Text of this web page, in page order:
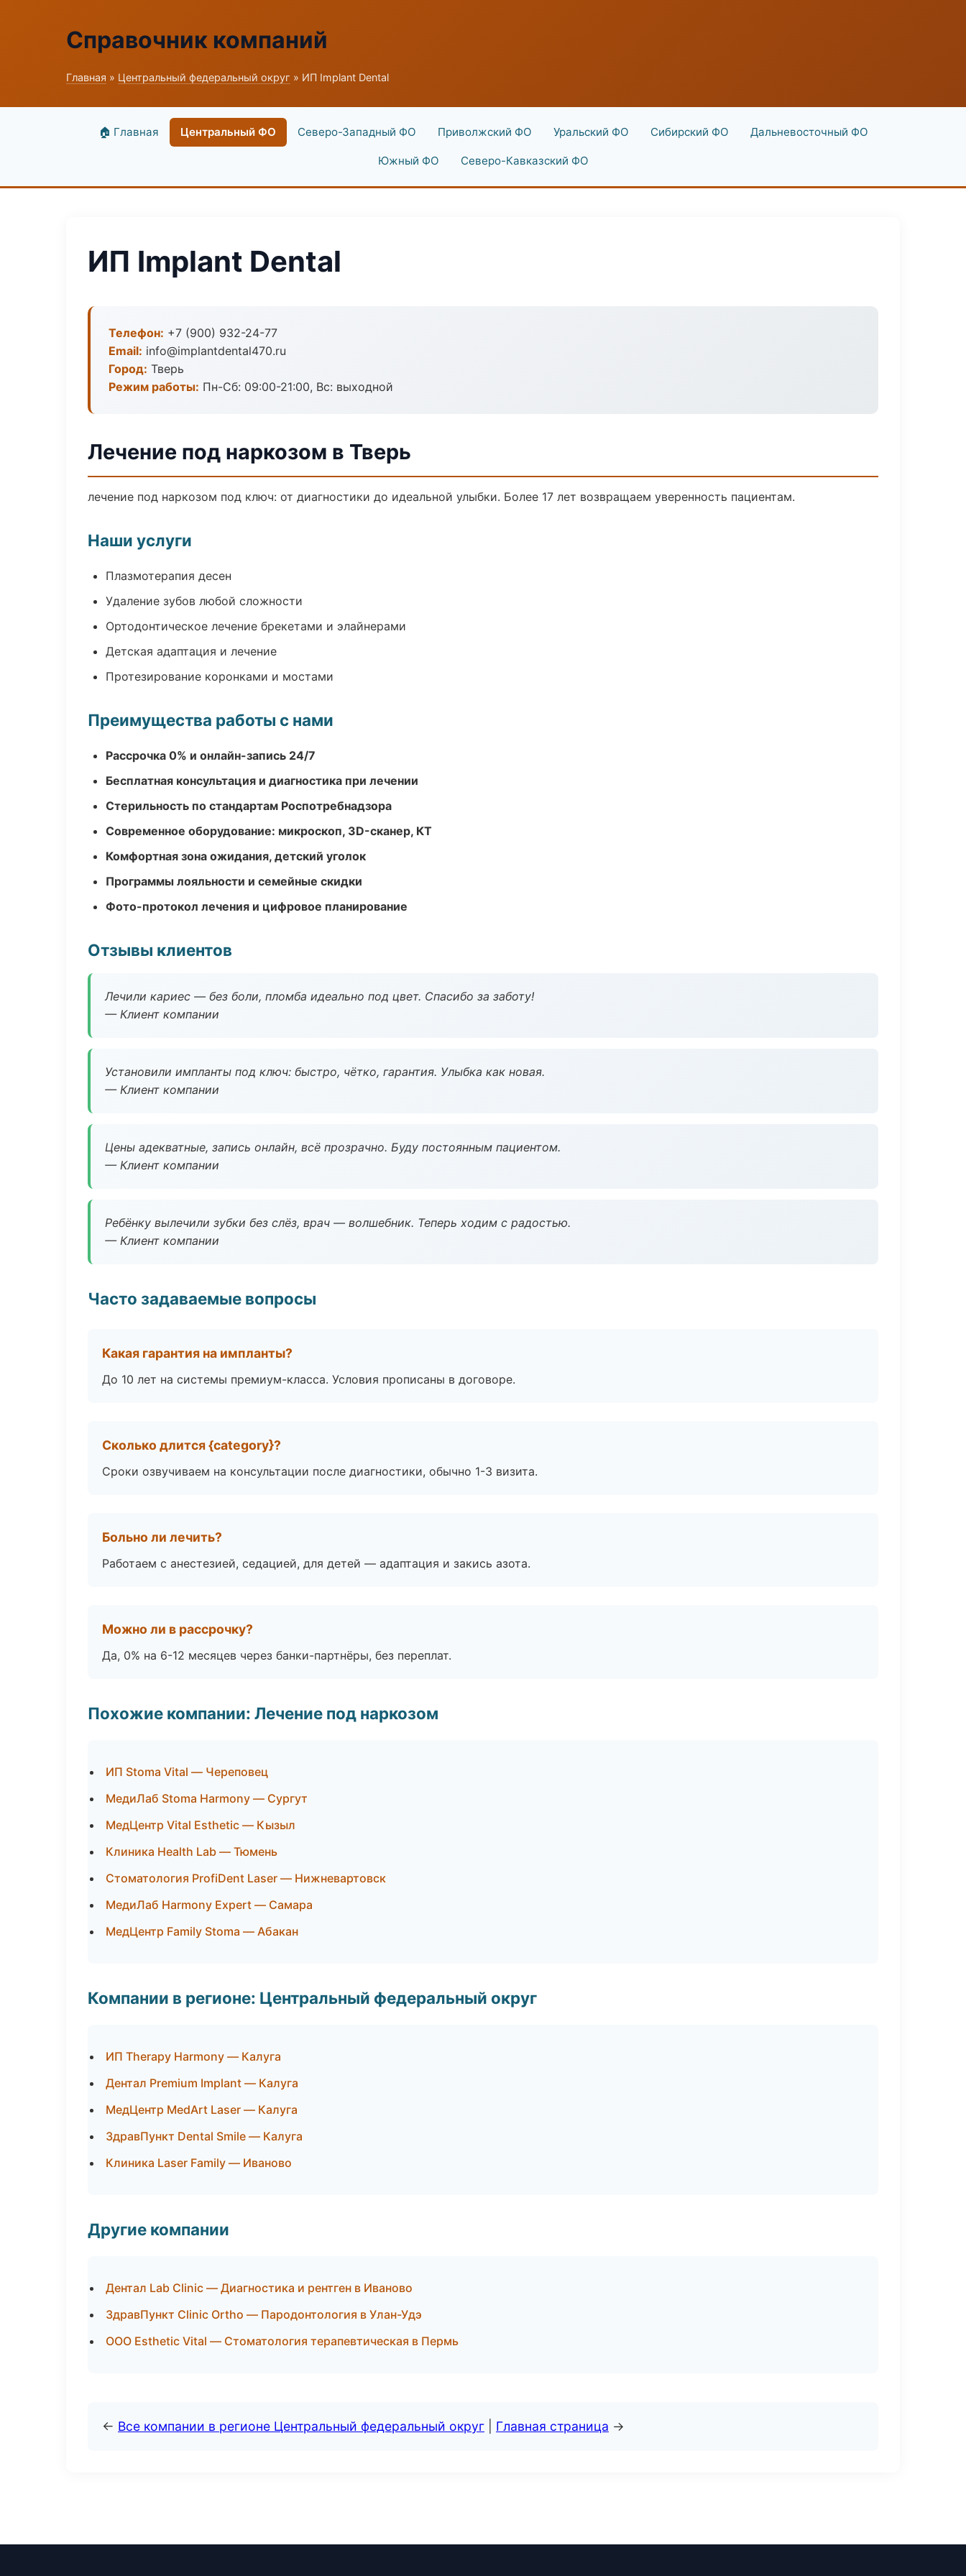
Справочник компаний
Главная » Центральный федеральный округ » ИП Implant Dental
🏠 Главная Центральный ФО Северо-Западный ФО Приволжский ФО Уральский ФО Сибирский ФО Дальневосточный ФО
Южный ФО Северо-Кавказский ФО
ИП Implant Dental
Телефон: +7 (900) 932-24-77
Email: info@implantdental470.ru
Город: Тверь
Режим работы: Пн-Сб: 09:00-21:00, Вс: выходной
Лечение под наркозом в Тверь
лечение под наркозом под ключ: от диагностики до идеальной улыбки. Более 17 лет возвращаем уверенность пациентам.
Наши услуги
Плазмотерапия десен
Удаление зубов любой сложности
Ортодонтическое лечение брекетами и элайнерами
Детская адаптация и лечение
Протезирование коронками и мостами
Преимущества работы с нами
Рассрочка 0% и онлайн-запись 24/7
Бесплатная консультация и диагностика при лечении
Стерильность по стандартам Роспотребнадзора
Современное оборудование: микроскоп, 3D-сканер, КТ
Комфортная зона ожидания, детский уголок
Программы лояльности и семейные скидки
Фото-протокол лечения и цифровое планирование
Отзывы клиентов
Лечили кариес — без боли, пломба идеально под цвет. Спасибо за заботу!
— Клиент компании
Установили импланты под ключ: быстро, чётко, гарантия. Улыбка как новая.
— Клиент компании
Цены адекватные, запись онлайн, всё прозрачно. Буду постоянным пациентом.
— Клиент компании
Ребёнку вылечили зубки без слёз, врач — волшебник. Теперь ходим с радостью.
— Клиент компании
Часто задаваемые вопросы
Какая гарантия на импланты?
До 10 лет на системы премиум-класса. Условия прописаны в договоре.
Сколько длится {category}?
Сроки озвучиваем на консультации после диагностики, обычно 1-3 визита.
Больно ли лечить?
Работаем с анестезией, седацией, для детей — адаптация и закись азота.
Можно ли в рассрочку?
Да, 0% на 6-12 месяцев через банки-партнёры, без переплат.
Похожие компании: Лечение под наркозом
ИП Stoma Vital — Череповец
МедиЛаб Stoma Harmony — Сургут
МедЦентр Vital Esthetic — Кызыл
Клиника Health Lab — Тюмень
Стоматология ProfiDent Laser — Нижневартовск
МедиЛаб Harmony Expert — Самара
МедЦентр Family Stoma — Абакан
Компании в регионе: Центральный федеральный округ
ИП Therapy Harmony — Калуга
Дентал Premium Implant — Калуга
МедЦентр MedArt Laser — Калуга
ЗдравПункт Dental Smile — Калуга
Клиника Laser Family — Иваново
Другие компании
Дентал Lab Clinic — Диагностика и рентген в Иваново
ЗдравПункт Clinic Ortho — Пародонтология в Улан-Удэ
ООО Esthetic Vital — Стоматология терапевтическая в Пермь
← Все компании в регионе Центральный федеральный округ Главная страница →